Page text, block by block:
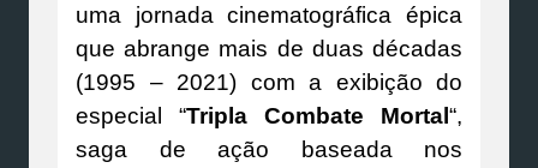
uma jornada cinematográfica épica
que abrange mais de duas décadas
(1995 – 2021) com a exibição do
especial “Tripla Combate Mortal“,
saga de ação baseada nos